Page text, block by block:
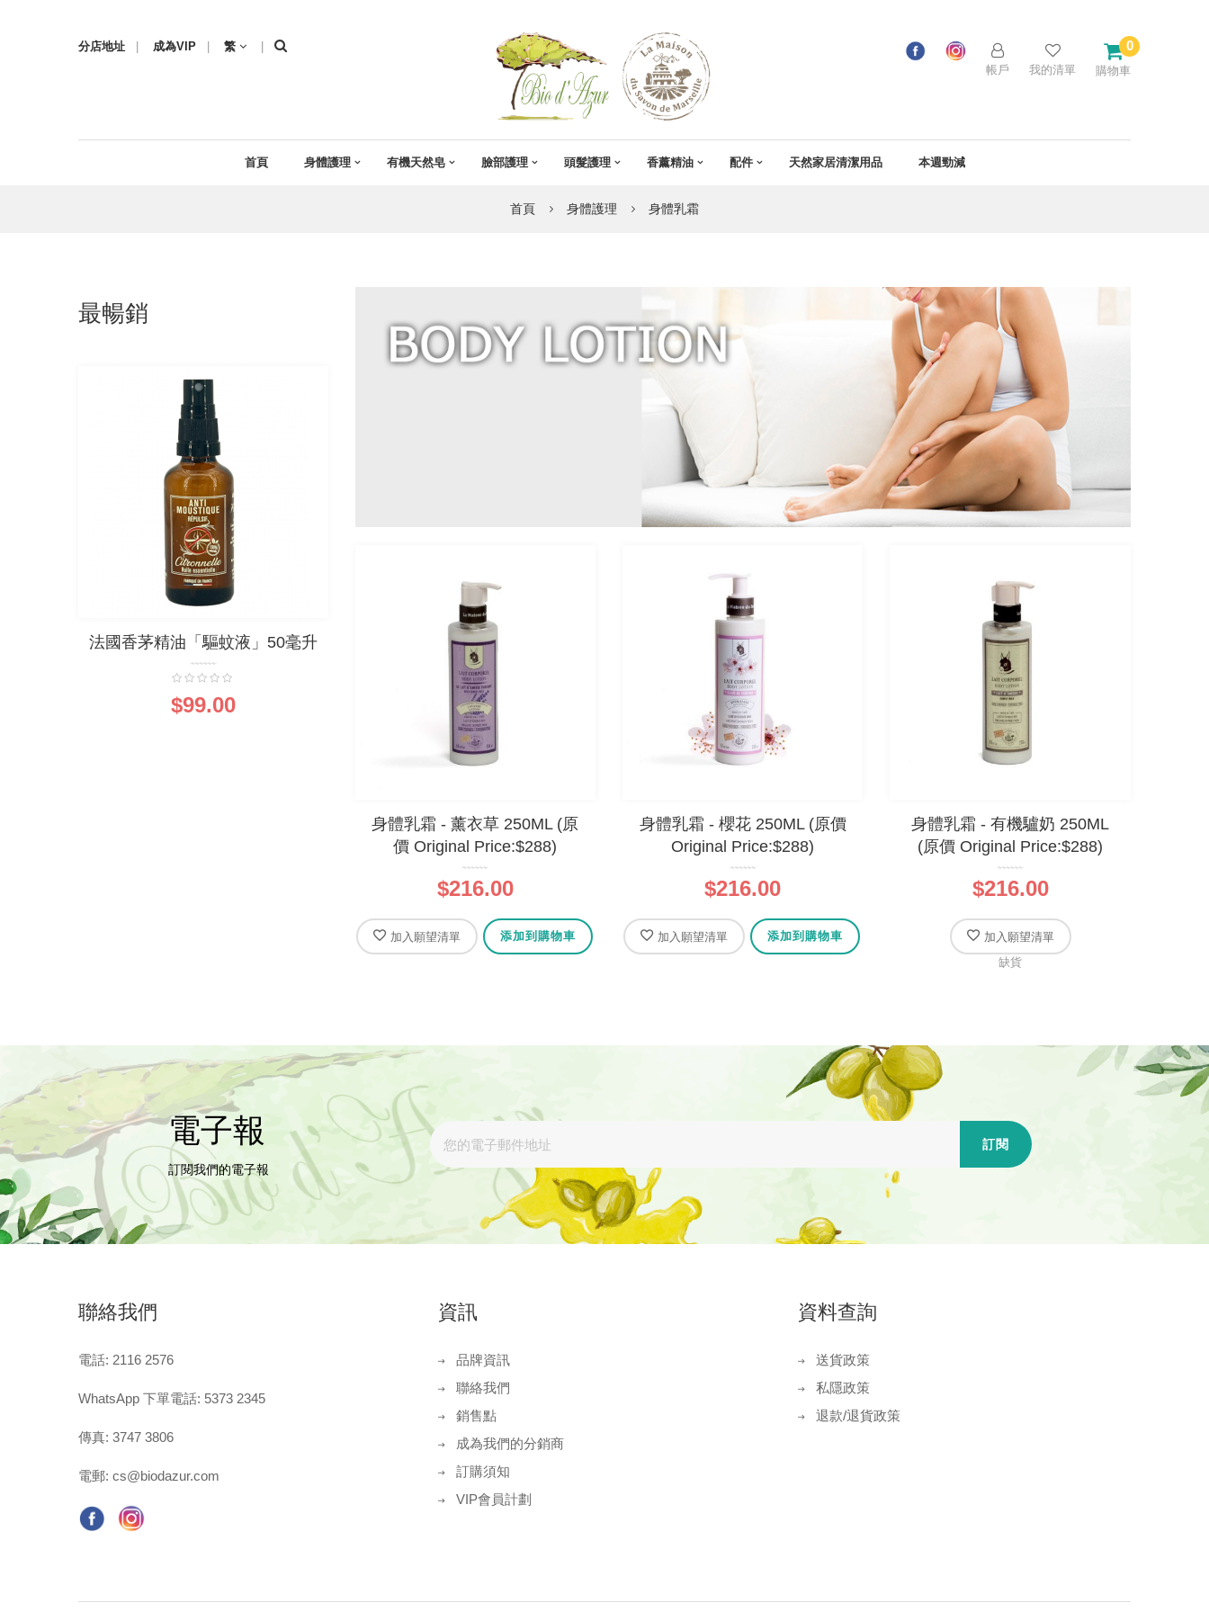
分店地址 成為VIP 繁 0
購物車
我的清單
帳戶
首頁 身體護理 有機天然皂 臉部護理 頭髮護理 香薰精油 配件 天然家居清潔用品 本週勁減
首頁 身體護理 身體乳霜
身體乳霜 - 薰衣草 250ML (原
價 Original Price:$288)
$216.00
加入願望清單 添加到購物車
身體乳霜 - 櫻花 250ML (原價
Original Price:$288)
$216.00
加入願望清單 添加到購物車
身體乳霜 - 有機驢奶 250ML
(原價 Original Price:$288)
$216.00
加入願望清單
缺貨
最暢銷
法國香茅精油「驅蚊液」50毫升
$99.00
法國有機橄欖油乳木果皂 - 鈴蘭
0%
$69.00
法國有機橄欖油乳木果皂 - 摩洛
哥堅果油
0%
$69.00
法國有機橄欖油乳木果皂 - 蓮花
0%
$69.00
電子報
訂閱我們的電子報
訂閱
聯絡我們
電話: 2116 2576
WhatsApp 下單電話: 5373 2345
傳真: 3747 3806
電郵: cs@biodazur.com
資訊
品牌資訊
聯絡我們
銷售點
成為我們的分銷商
訂購須知
VIP會員計劃
資料查詢
送貨政策
私隱政策
退款/退貨政策